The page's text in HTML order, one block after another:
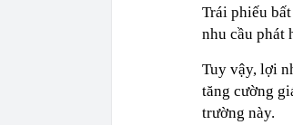
Trái phiếu
nhu cầu phát
Tuy vậy, lợi
tăng cường
trường này.